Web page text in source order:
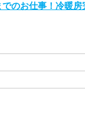
のお仕事！冷暖房